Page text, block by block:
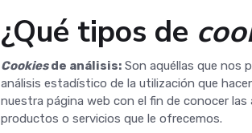
¿Qué tipos de
Cookiesde análisis:Son aquéllas que nos
análisis estadístico de la utilización que
nuestra página web con el fin de conocer
productos o servicios que le ofrecemos.